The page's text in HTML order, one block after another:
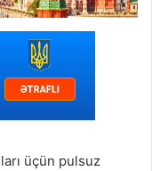
üçün pulsuz